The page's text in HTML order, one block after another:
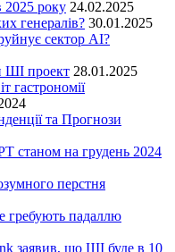
2025 року 24.02.2025
генералів? 30.01.2025
сектор АІ?
ШІ проект 28.01.2025
гастрономії
та Прогнози
станом на грудень 2024
перстня
гребують падаллю
заявив, що ШІ буде в 10